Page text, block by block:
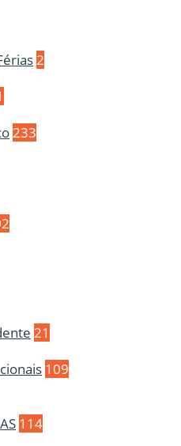
2
233
21
109
114